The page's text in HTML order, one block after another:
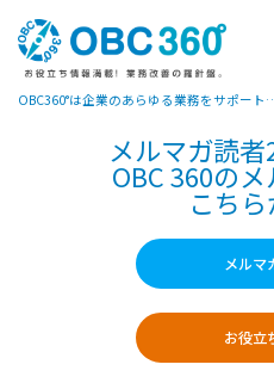
OBC360°は企業のあらゆる業務をサポ
メルマガ読者
OBC 360の
こちら
メルマ
お役立